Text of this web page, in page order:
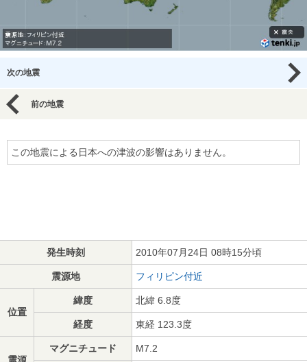
次の地震
前の地震
この地震による日本への津波の影響はありません。
発生時刻 2010年07月24日 08時15分頃
震源地 フィリピン付近
位置
緯度 北緯 6.8度
経度 東経 123.3度
マグニチュード M7.2